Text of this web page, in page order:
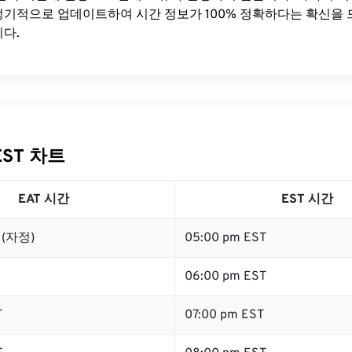
적으로 업데이트하여 시간 정보가 100% 정확하다는 확신을
다.
차트
EAT 시간 EST 시간
자정) 05:00 pm EST
06:00 pm EST
07:00 pm EST